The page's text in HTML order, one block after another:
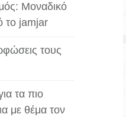
Μοναδικό
το jamjar
τους
τα πιο
με θέμα τον